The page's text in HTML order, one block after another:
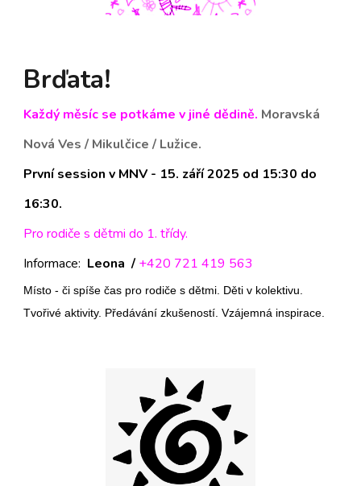
Brďata!
Každý měsíc se potkáme v jiné dědině. Moravská
Nová Ves / Mikulčice / Lužice.
První session v MNV - 15. září 2025 od 15:30 do
16:30.
Pro rodičes dětmi do 1. třídy.
Informace: Leona / +420 721 419 563
Místo - či spíše čas pro rodiče s dětmi. Děti v kolektivu.
Tvořivé aktivity. Předávání zkušeností. Vzájemná inspirace.